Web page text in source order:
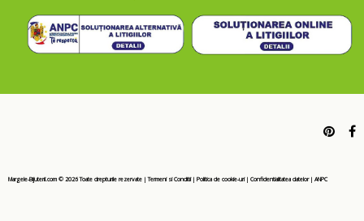
Margele-Bijuterii.com © 2026Toate drepturile rezervate | Termeni si Conditii | Politica de cookie-uri | Confidentialitatea datelor | ANPC